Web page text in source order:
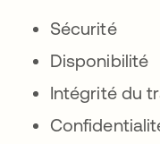
Sécurité
Disponibilité
Intégrité du